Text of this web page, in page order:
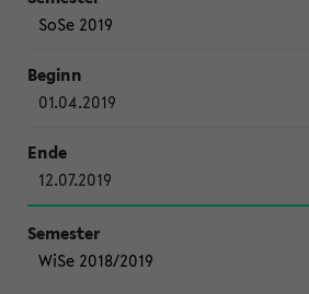
SoSe 2019
01.04.2019
12.07.2019
WiSe 2018/2019